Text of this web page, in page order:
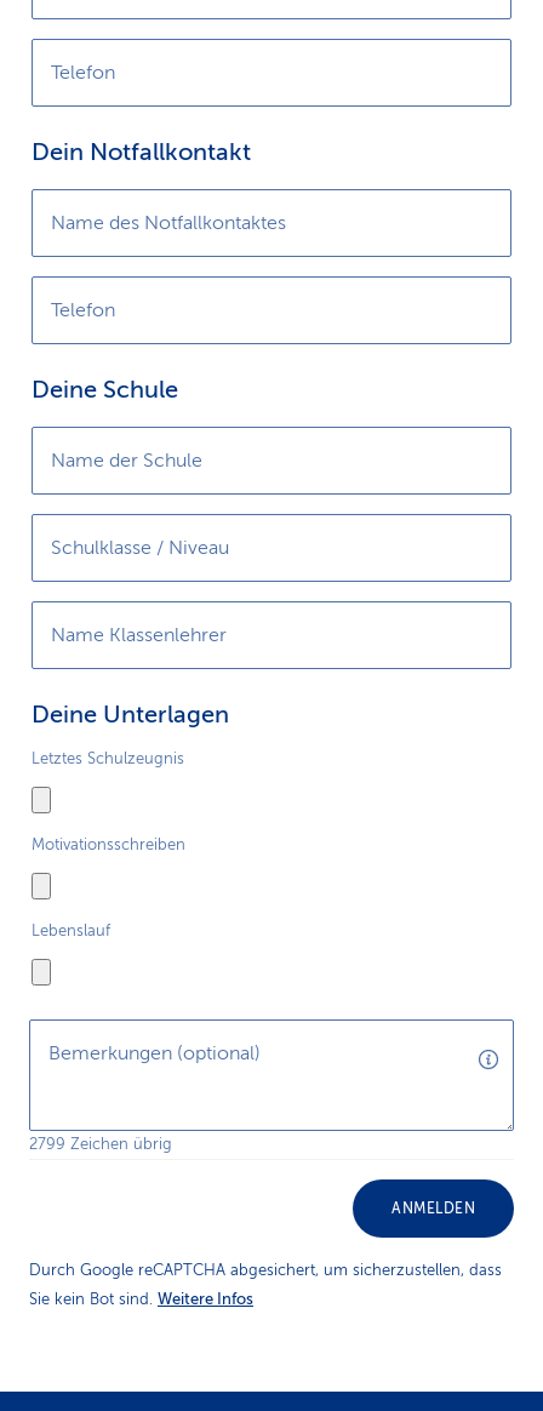
Telefon
Dein Notfallkontakt
Name des Notfallkontaktes
Telefon
Deine Schule
Name der Schule
Schulklasse / Niveau
Name Klassenlehrer
Deine Unterlagen
Letztes Schulzeugnis
Motivationsschreiben
Lebenslauf
Bemerkungen (optional)
2799 Zeichen übrig
ANMELDEN
Durch Google reCAPTCHA abgesichert, um sicherzustellen, dass
Sie kein Bot sind. Weitere Infos